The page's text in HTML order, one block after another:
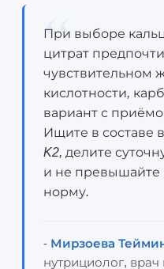
При выборе
цитрат
чувствительном
кислотности,
вариант с
Ищите в составе
K2, делите
и не
норму.
- Мирзоева
нутрициолог,